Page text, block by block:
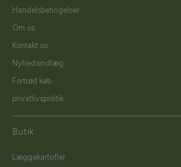
Handelsbetingelser
Om os
Kontakt os
Nyhedsindlæg
Fortrød køb
privatlivspolitik
Butik
Læggekartofler